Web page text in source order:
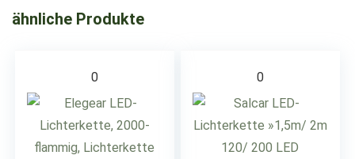
ähnliche Produkte
0 0